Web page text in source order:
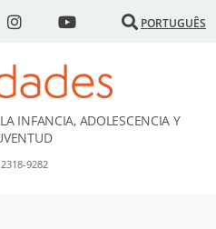
PORTUGUÊS
INFANCIA, ADOLESCENCIA Y
2318-9282